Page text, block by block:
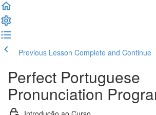
Previous Lesson Complete and Continue
Perfect Portuguese
Pronunciation